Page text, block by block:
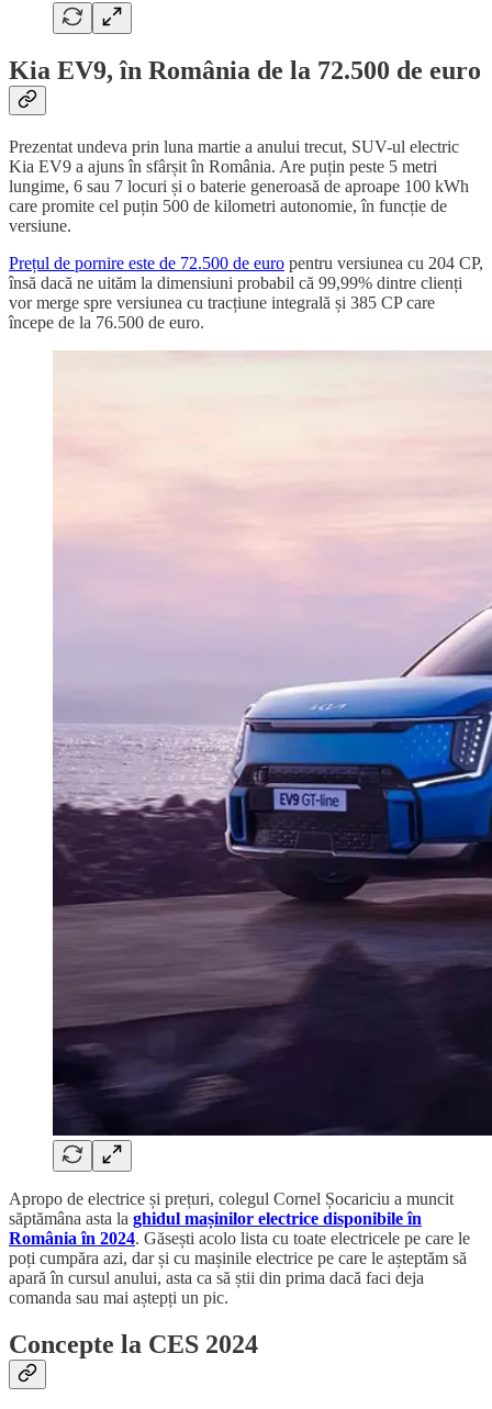
Kia EV9, în România de la 72.500 de euro
Prezentat undeva prin luna martie a anului trecut, SUV-ul electric
Kia EV9 a ajuns în sfârșit în România. Are puțin peste 5 metri
lungime, 6 sau 7 locuri și o baterie generoasă de aproape 100 kWh
care promite cel puțin 500 de kilometri autonomie, în funcție de
versiune.
Prețul de pornire este de 72.500 de euro pentru versiunea cu 204 CP,
însă dacă ne uităm la dimensiuni probabil că 99,99% dintre clienți
vor merge spre versiunea cu tracțiune integrală și 385 CP care
începe de la 76.500 de euro.
Apropo de electrice și prețuri, colegul Cornel Șocariciu a muncit
săptămâna asta la ghidul mașinilor electrice disponibile în
România în 2024. Găsești acolo lista cu toate electricele pe care le
poți cumpăra azi, dar și cu mașinile electrice pe care le așteptăm să
apară în cursul anului, asta ca să știi din prima dacă faci deja
comanda sau mai aștepți un pic.
Concepte la CES 2024